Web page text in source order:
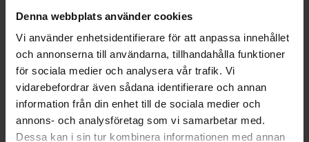
Denna webbplats använder cookies
Vi använder enhetsidentifierare för att anpassa innehållet
och annonserna till användarna, tillhandahålla funktioner
för sociala medier och analysera vår trafik. Vi
vidarebefordrar även sådana identifierare och annan
information från din enhet till de sociala medier och
annons- och analysföretag som vi samarbetar med.
Dessa kan i sin tur kombinera informationen med annan
Anmeldelser
Du har måske også brug for